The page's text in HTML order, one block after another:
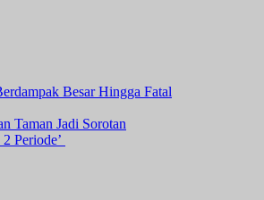
Besar Hingga Fatal
Taman Jadi Sorotan
Periode’